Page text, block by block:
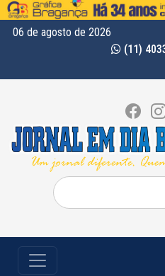
06 de agosto de 2026
(11)
Pesquisar
por: